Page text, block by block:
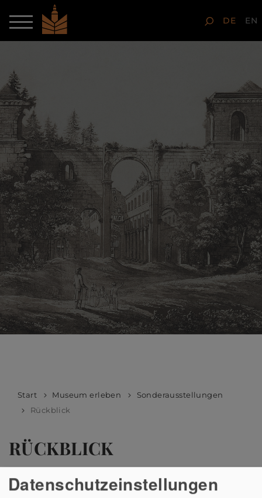
DE EN
Start Museum erleben
Sonderausstellungen
Rückblick
RÜCKBLICK
REISE IN DIE VERGANGENHEIT
Datenschutzeinstellungen